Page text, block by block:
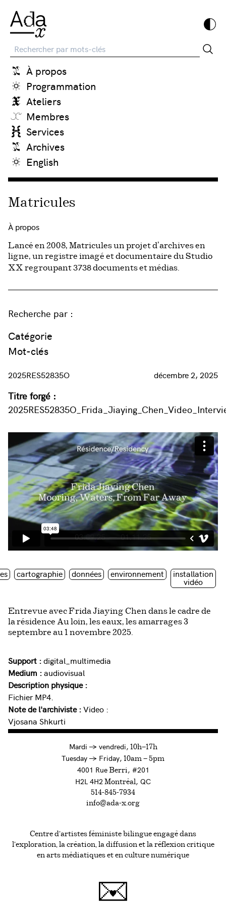
Recherche
À propos
Programmation
Ateliers
Membres
Services
Archives
English
Matricules
À propos
Lancé en 2008, Matricules un projet d’archives en
ligne, un registre imagé et documentaire du Studio
XX regroupant3738documents et médias.
Recherche par :
Catégorie
Mot-clés
2025RES52835O décembre 2, 2025
Titre forgé :
cartographie données environnement installation
vidéo
Entrevue avec Frida Jiaying Chen dans le cadre de
la résidence Au loin, les eaux, les amarrages 3
septembre au 1 novembre 2025.
Support :digital_multimedia
Medium :audiovisual
Description physique :
Fichier MP4.
Note de l'archiviste :Video :
Vjosana Shkurti
Mardi →à
vendredi, 10h—17h
Tuesday →toFriday, 10am — 5pm
4001 RueBerri, #201
H2L 4H2 Montréal, QC
514-845-7934
info@ada-x.org
Centre d’artistes féministe bilingue engagé dans
l’exploration, la création, la diffusion et la réflexion critique
en arts médiatiques et en culture numérique